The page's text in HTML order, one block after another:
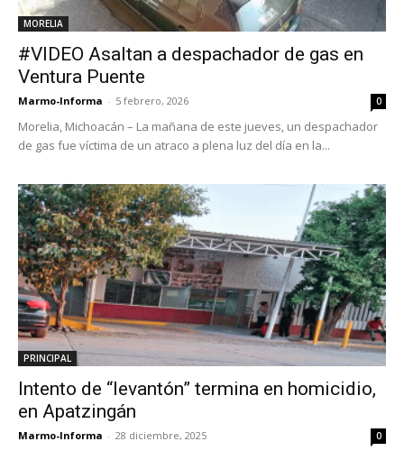
MORELIA
#VIDEO Asaltan a despachador de gas en
Ventura Puente
Marmo-Informa - 5 febrero, 2026 0
Morelia, Michoacán – La mañana de este jueves, un despachador
de gas fue víctima de un atraco a plena luz del día en la...
PRINCIPAL
Intento de “levantón” termina en homicidio,
en Apatzingán
Marmo-Informa - 28 diciembre, 2025 0